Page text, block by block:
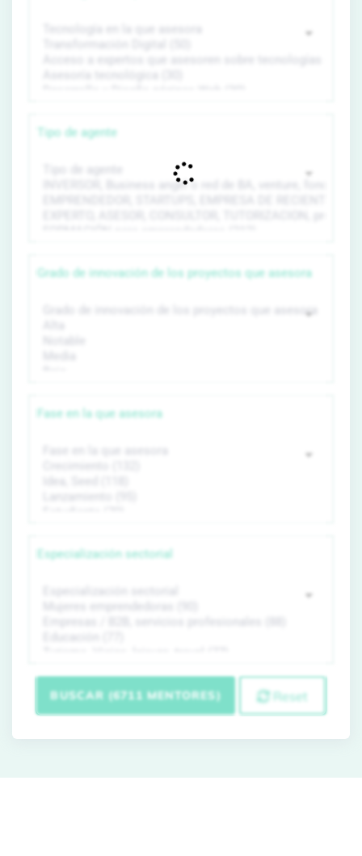
Tipo de agente
Grado de innovación de los proyectos que asesora
Fase en la que asesora
Especialización sectorial
BUSCAR (6711 MENTORES) Reset